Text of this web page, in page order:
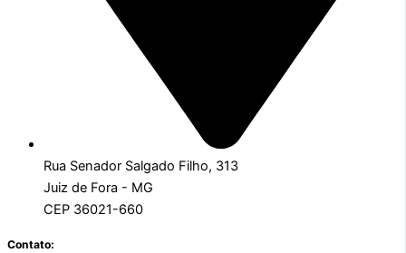
Rua Senador Salgado Filho, 313
Juiz de Fora - MG
CEP 36021-660
Contato: